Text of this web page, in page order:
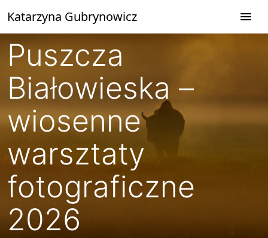
do
treści
Katarzyna Gubrynowicz
Puszcza
Białowieska –
wiosenne
warsztaty
fotograficzne
2026